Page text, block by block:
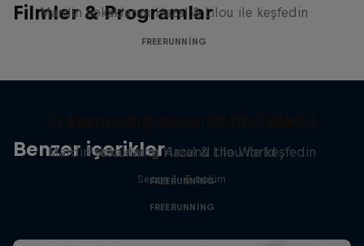
Filmler & Programlar
Mardin sokaklarını Hazal & Lilou ile keşfedin
FREERUNNING
Benzer içerikler
Mardin sokaklarını Hazal & Lilou ile keşfedin
FREERUNNING
Freerunning Around the World
Sezon 1 · 5 bölüm
FREERUNNING